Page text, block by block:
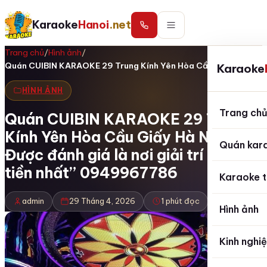
KaraokeHanoi.net
Karaoke
Trang chủ
Quán
Karaoke
Hình ảnh
Kinh
Trang chủ/Hình ảnh/
Quán CUIBIN KARAOKE 29 Trung Kính Yên Hòa Cầu…
HÌNH ẢNH
Quán CUIBIN KARAOKE 29 Trung
Kính Yên Hòa Cầu Giấy Hà Nội
Được đánh giá là nơi giải trí “đáng
tiền nhất” 0949967786
admin 29 Tháng 4, 2026 1 phút đọc